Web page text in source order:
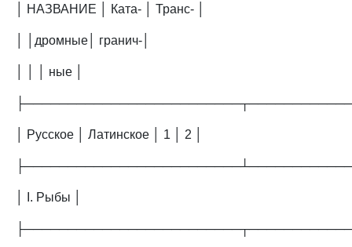
│ НАЗВАНИЕ │ Ката- │ Транс- │
│ │дромные│ гранич-│
│ │ │ ные │
│ Русское │ Латинское │ 1 │ 2 │
│ I. Рыбы │